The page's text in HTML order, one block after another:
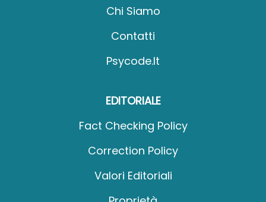
Chi Siamo
Contatti
Psycode.it
EDITORIALE
Fact Checking Policy
Correction Policy
Valori Editoriali